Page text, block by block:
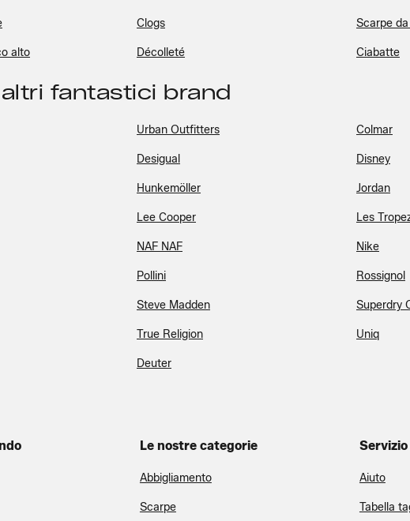
Clogs Scarpe
alto Décolleté Ciabatte
fantastici brand
Urban Outfitters Colmar
Desigual Disney
Hunkemöller Jordan
Lee Cooper Les
NAF NAF Nike
Pollini Rossignol
Steve Madden Superdry
True Religion Uniq
Deuter
Le nostre categorie
Abbigliamento
Scarpe
Aiuto
Tabella